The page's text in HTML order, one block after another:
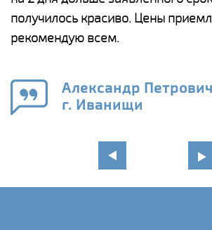
получилось красиво. Цены
рекомендую всем.
Александр
г. Иванищи